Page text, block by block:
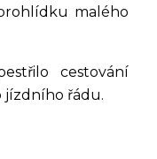
malého
cestování
jízdního řádu.